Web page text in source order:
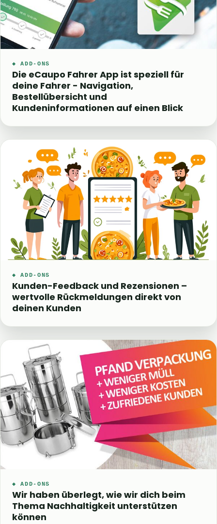
◆ ADD-ONS
Die eCaupo Fahrer App ist speziell für
deine Fahrer - Navigation,
Bestellübersicht und
Kundeninformationen auf einen Blick
◆ ADD-ONS
Kunden-Feedback und Rezensionen –
wertvolle Rückmeldungen direkt von
deinen Kunden
◆ ADD-ONS
Wir haben überlegt, wie wir dich beim
Thema Nachhaltigkeit unterstützen
können